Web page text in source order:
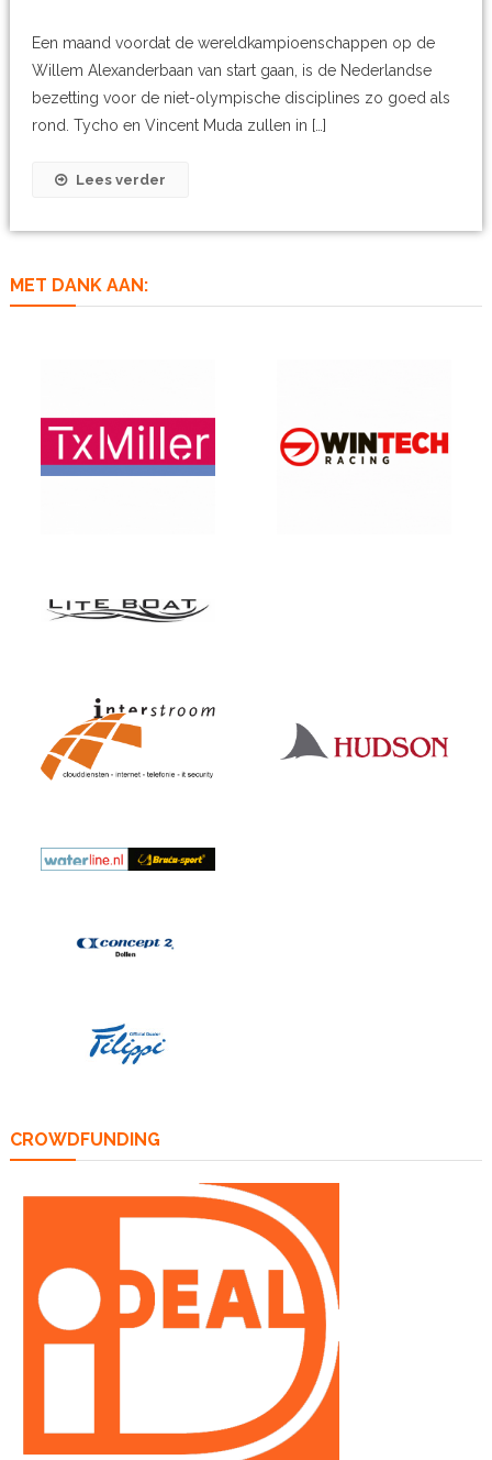
Een maand voordat de wereldkampioenschappen op de
Willem Alexanderbaan van start gaan, is de Nederlandse
bezetting voor de niet-olympische disciplines zo goed als
rond. Tycho en Vincent Muda zullen in […]
Lees verder
MET DANK AAN:
CROWDFUNDING